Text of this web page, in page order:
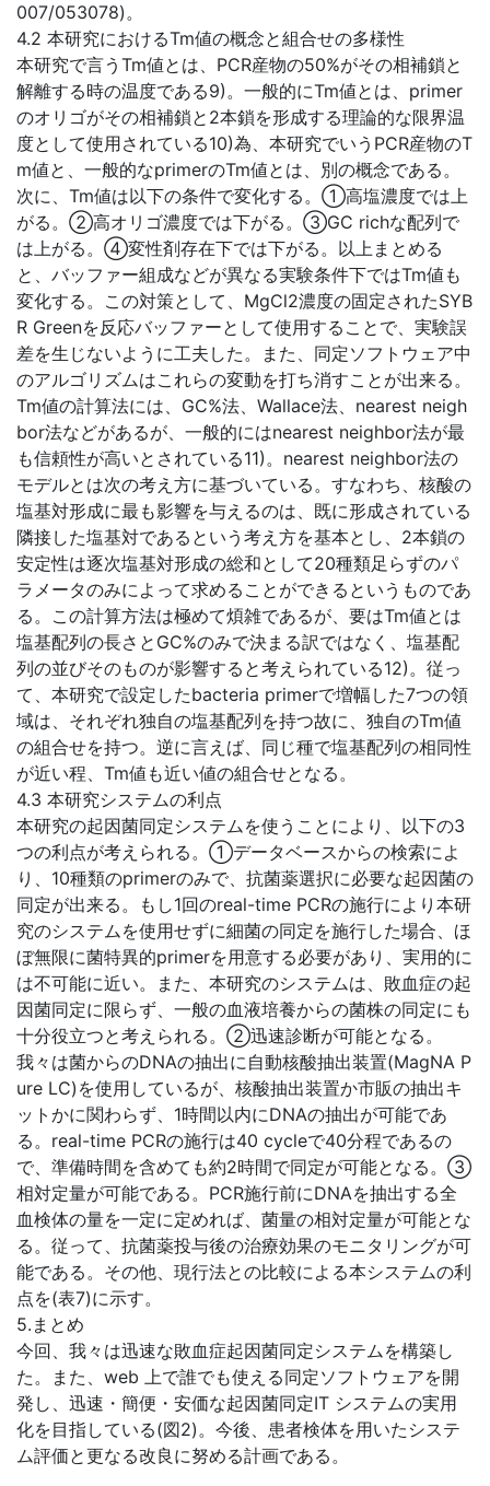
007/053078)。
4.2 本研究におけるTm値の概念と組合せの多様性
本研究で言うTm値とは、PCR産物の50%がその相補鎖と
解離する時の温度である9)。一般的にTm値とは、primer
のオリゴがその相補鎖と2本鎖を形成する理論的な限界温
度として使用されている10)為、本研究でいうPCR産物のT
m値と、一般的なprimerのTm値とは、別の概念である。
次に、Tm値は以下の条件で変化する。①高塩濃度では上
がる。②高オリゴ濃度では下がる。③GC richな配列で
は上がる。④変性剤存在下では下がる。以上まとめる
と、バッファー組成などが異なる実験条件下ではTm値も
変化する。この対策として、MgCl2濃度の固定されたSYB
R Greenを反応バッファーとして使用することで、実験誤
差を生じないように工夫した。また、同定ソフトウェア中
のアルゴリズムはこれらの変動を打ち消すことが出来る。
Tm値の計算法には、GC%法、Wallace法、nearest neigh
bor法などがあるが、一般的にはnearest neighbor法が最
も信頼性が高いとされている11)。nearest neighbor法の
モデルとは次の考え方に基づいている。すなわち、核酸の
塩基対形成に最も影響を与えるのは、既に形成されている
隣接した塩基対であるという考え方を基本とし、2本鎖の
安定性は逐次塩基対形成の総和として20種類足らずのパ
ラメータのみによって求めることができるというものであ
る。この計算方法は極めて煩雑であるが、要はTm値とは
塩基配列の長さとGC%のみで決まる訳ではなく、塩基配
列の並びそのものが影響すると考えられている12)。従っ
て、本研究で設定したbacteria primerで増幅した7つの領
域は、それぞれ独自の塩基配列を持つ故に、独自のTm値
の組合せを持つ。逆に言えば、同じ種で塩基配列の相同性
が近い程、Tm値も近い値の組合せとなる。
4.3 本研究システムの利点
本研究の起因菌同定システムを使うことにより、以下の3
つの利点が考えられる。①データベースからの検索によ
り、10種類のprimerのみで、抗菌薬選択に必要な起因菌の
同定が出来る。もし1回のreal-time PCRの施行により本研
究のシステムを使用せずに細菌の同定を施行した場合、ほ
ぼ無限に菌特異的primerを用意する必要があり、実用的に
は不可能に近い。また、本研究のシステムは、敗血症の起
因菌同定に限らず、一般の血液培養からの菌株の同定にも
十分役立つと考えられる。②迅速診断が可能となる。
我々は菌からのDNAの抽出に自動核酸抽出装置(MagNA P
ure LC)を使用しているが、核酸抽出装置か市販の抽出キ
ットかに関わらず、1時間以内にDNAの抽出が可能であ
る。real-time PCRの施行は40 cycleで40分程であるの
で、準備時間を含めても約2時間で同定が可能となる。③
相対定量が可能である。PCR施行前にDNAを抽出する全
血検体の量を一定に定めれば、菌量の相対定量が可能とな
る。従って、抗菌薬投与後の治療効果のモニタリングが可
能である。その他、現行法との比較による本システムの利
点を(表7)に示す。
5.まとめ
今回、我々は迅速な敗血症起因菌同定システムを構築し
た。また、web 上で誰でも使える同定ソフトウェアを開
発し、迅速・簡便・安価な起因菌同定IT システムの実用
化を目指している(図2)。今後、患者検体を用いたシステ
ム評価と更なる改良に努める計画である。